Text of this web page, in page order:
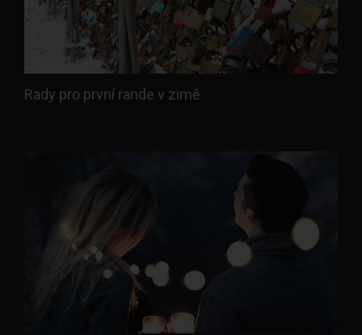
Rady pro první rande v zimě